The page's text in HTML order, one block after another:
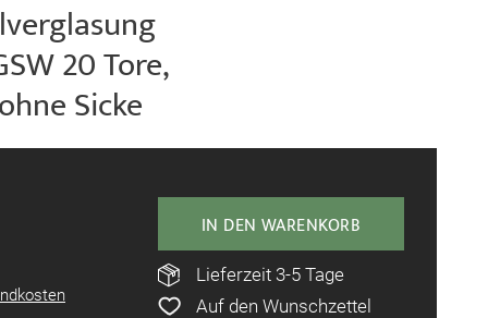
20 Tore,
Sicke
IN DEN WARENKORB
Lieferzeit 3-5 Tage
Auf den Wunschzettel